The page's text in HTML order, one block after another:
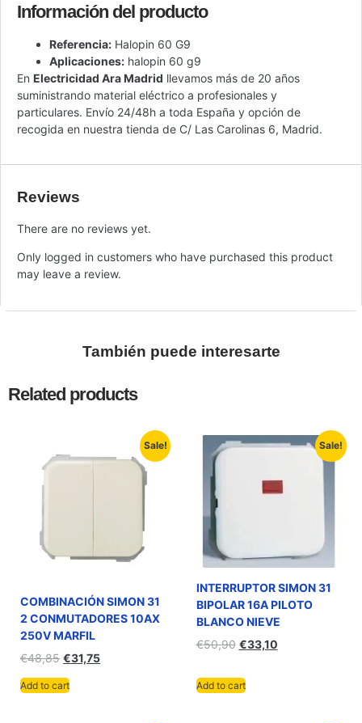
Información del producto
Referencia: Halopin 60 G9
Aplicaciones: halopin 60 g9
En Electricidad Ara Madrid llevamos más de 20 años
suministrando material eléctrico a profesionales y
particulares. Envío 24/48h a toda España y opción de
recogida en nuestra tienda de C/ Las Carolinas 6, Madrid.
Reviews
There are no reviews yet.
Only logged in customers who have purchased this product
may leave a review.
También puede interesarte
Related products
Sale!
COMBINACIÓN SIMON 31
2 CONMUTADORES 10AX
250V MARFIL
€48,85 €31,75
Add to cart
Sale!
INTERRUPTOR SIMON 31
BIPOLAR 16A PILOTO
BLANCO NIEVE
€50,90 €33,10
Add to cart